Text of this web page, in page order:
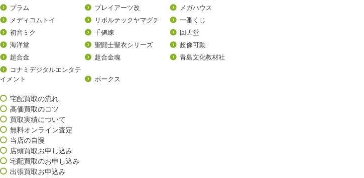
プラム
プレイアーツ改
メガハウス
メディコムトイ
リボルテックヤマグチ
一番くじ
初音ミク
千値練
回天堂
海洋堂
聖闘士聖衣シリーズ
超像可動
超合金
超合金魂
青島文化教材社
コナミデジタルエンタテ
イメント
ボークス
宅配買取の流れ
高価買取のコツ
買取実績について
無料オンライン査定
当店の自慢
店頭買取お申し込み
宅配買取のお申し込み
出張買取お申込み